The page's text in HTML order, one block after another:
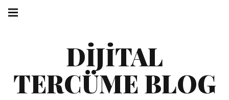
Skip
DIJITAL
TERCÜME BLOG
navigation